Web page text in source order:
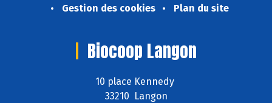
Gestion des cookies
Plan du site
Biocoop Langon
10 place Kennedy
33210 Langon